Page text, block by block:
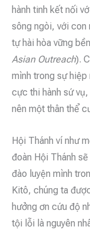
hành tinh kết nối
sông ngòi, với con
tự hài hòa vững
Asian Outreach).
mình trong sự
cực thi hành sứ
nên một thân thể
Hội Thánh ví như
đoàn Hội Thánh
đào luyện mình
Kitô, chúng ta
hưởng ơn cứu độ
tội lỗi là nguyên